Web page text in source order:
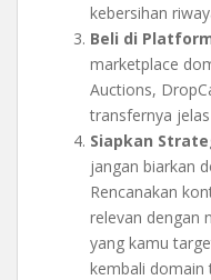
kebersihan
Beli di
marketplace
Auctions,
transfernya
Siapkan
jangan biarkan
Rencanakan
relevan dengan
yang kamu
kembali domain